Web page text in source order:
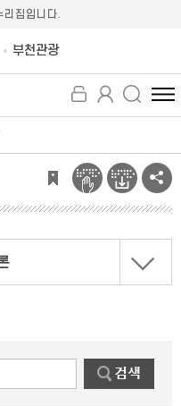
리집입니다.
부천관광
전
체
뉴
보
기